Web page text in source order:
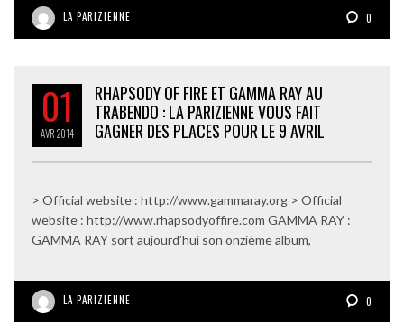
LA PARIZIENNE 0
01
AVR2014
RHAPSODY OF FIRE ET GAMMA RAY AU
TRABENDO : LA PARIZIENNE VOUS FAIT
GAGNER DES PLACES POUR LE 9 AVRIL
> Official website : http://www.gammaray.org > Official
website : http://www.rhapsodyoffire.com GAMMA RAY :
GAMMA RAY sort aujourd’hui son onzième album,
LA PARIZIENNE 0